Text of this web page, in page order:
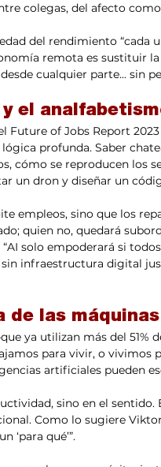
colegas, del afecto
del rendimiento “cada
remota es sustituir
cualquier parte... sin
el
Future of Jobs Report
profunda. Saber
cómo se reproducen los
un dron y diseñar un
empleos, sino que los
quien no, quedará
solo empoderará si
infraestructura digital
de las
ya utilizan más del 51%
para vivir, o vivimos
artificiales pueden
sino en el
Como lo sugiere
‘para qué’”.